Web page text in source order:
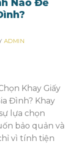
Nào Để
ADMIN
Khay Giấy
Đình? Khay
lựa chọn
bảo quản và
vì tính tiện